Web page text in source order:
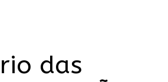
das